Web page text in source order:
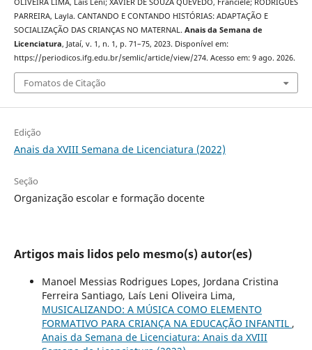
OLIVEIRA LIMA, Laís Leni; XAVIER DE SOUZA QUEVEDO, Franciele; RODRIGUES
PARREIRA, Layla. CANTANDO E CONTANDO HISTÓRIAS: ADAPTAÇÃO E
SOCIALIZAÇÃO DAS CRIANÇAS NO MATERNAL. Anais da Semana de
Licenciatura, Jataí, v. 1, n. 1, p. 71–75, 2023. Disponível em:
https://periodicos.ifg.edu.br/semlic/article/view/274. Acesso em: 9 ago. 2026.
Fomatos de Citação
Edição
Anais da XVIII Semana de Licenciatura (2022)
Seção
Organização escolar e formação docente
Artigos mais lidos pelo mesmo(s) autor(es)
Manoel Messias Rodrigues Lopes, Jordana Cristina
Ferreira Santiago, Laís Leni Oliveira Lima,
MUSICALIZANDO: A MÚSICA COMO ELEMENTO
FORMATIVO PARA CRIANÇA NA EDUCAÇÃO INFANTIL ,
Anais da Semana de Licenciatura: Anais da XVIII